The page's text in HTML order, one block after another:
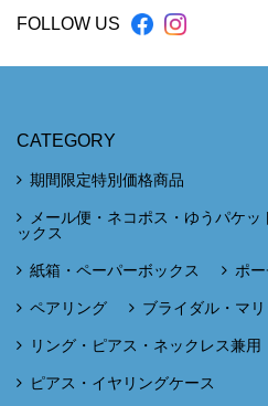
FOLLOW US
CATEGORY
期間限定特別価格商品
メール便・ネコポス・ゆうパケ
ックス
紙箱・ペーパーボックス ポ
ペアリング ブライダル・マ
リング・ピアス・ネックレス兼用
ピアス・イヤリングケース